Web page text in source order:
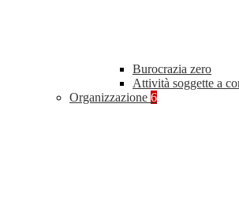
Burocrazia zero
Attività soggette a
Organizzazione 6